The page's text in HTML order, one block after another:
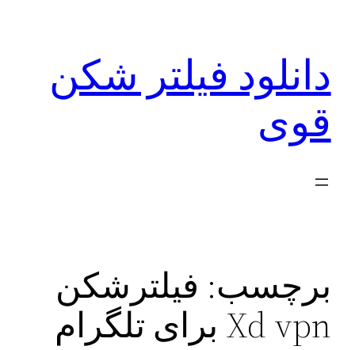
دانلود فیلتر شکن
قوی
برچسب: فیلترشکن
Xd vpn برای تلگرام